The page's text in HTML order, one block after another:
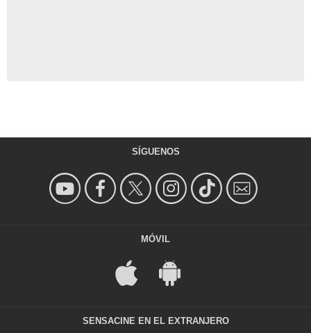
SÍGUENOS
MÓVIL
SENSACINE EN EL EXTRANJERO